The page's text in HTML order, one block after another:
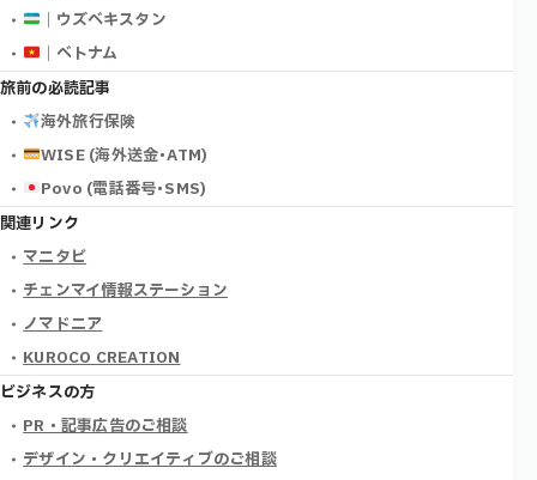
｜ウズベキスタン
｜ベトナム
旅前の必読記事
海外旅行保険
WISE (海外送金･ATM)
Povo (電話番号･SMS)
関連リンク
マニタビ
チェンマイ情報ステーション
ノマドニア
KUROCO CREATION
ビジネスの方
PR・記事広告のご相談
デザイン・クリエイティブのご相談